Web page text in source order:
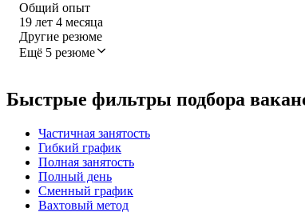
Общий опыт
19 лет 4 месяца
Другие резюме
Ещё 5 резюме
Быстрые фильтры подбора
Частичная занятость
Гибкий график
Полная занятость
Полный день
Сменный график
Вахтовый метод